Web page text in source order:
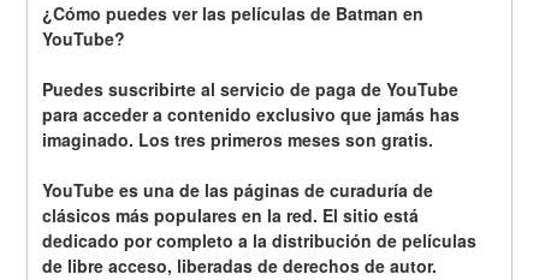
¿Cómo puedes ver las películas de Batman en
YouTube?
Puedes suscribirte al servicio de paga de YouTube
para acceder a contenido exclusivo que jamás has
imaginado. Los tres primeros meses son gratis.
YouTube es una de las páginas de curaduría de
clásicos más populares en la red. El sitio está
dedicado por completo a la distribución de películas
de libre acceso, liberadas de derechos de autor.